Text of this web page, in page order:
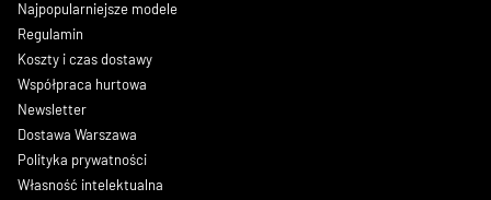
Najpopularniejsze modele
Regulamin
Koszty i czas dostawy
Współpraca hurtowa
Newsletter
Dostawa Warszawa
Polityka prywatności
Własność intelektualna